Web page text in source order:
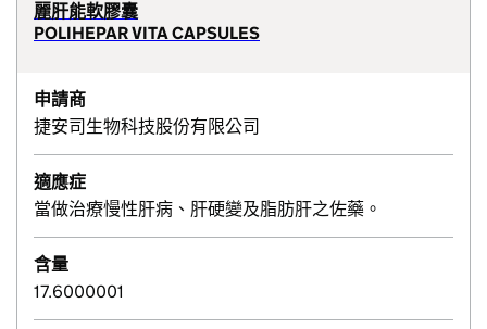
麗肝能軟膠囊
POLIHEPAR VITA CAPSULES
申請商
捷安司生物科技股份有限公司
適應症
當做治療慢性肝病、肝硬變及脂肪肝之佐藥。
含量
17.6000001